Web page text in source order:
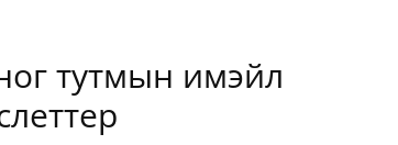
тутмын имэйл